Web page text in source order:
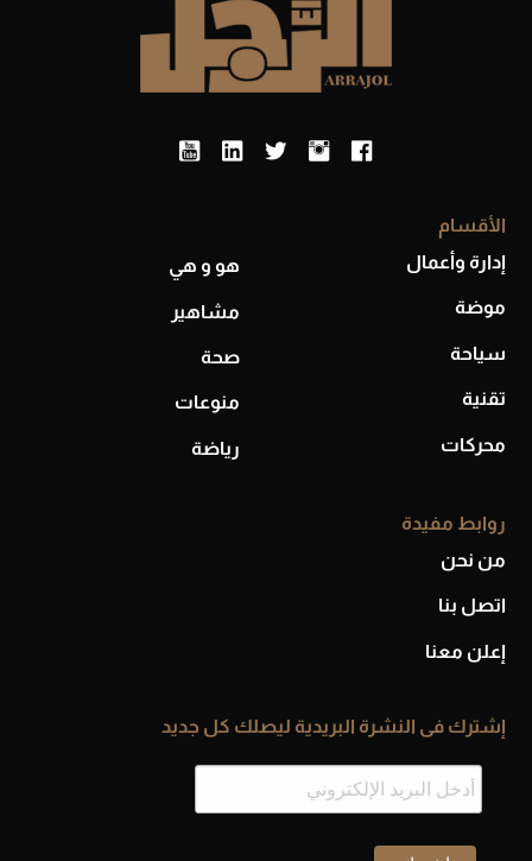
الأقسام
إدارة وأعمال
موضة
سياحة
تقنية
محركات
هو و هي
مشاهير
صحة
منوعات
رياضة
روابط مفيدة
من نحن
اتصل بنا
إعلن معنا
إشترك فى النشرة البريدية ليصلك كل جديد